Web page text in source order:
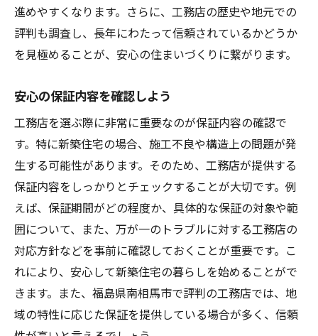
進めやすくなります。さらに、工務店の歴史や地元での
評判も調査し、長年にわたって信頼されているかどうか
を見極めることが、安心の住まいづくりに繋がります。
安心の保証内容を確認しよう
工務店を選ぶ際に非常に重要なのが保証内容の確認で
す。特に新築住宅の場合、施工不良や構造上の問題が発
生する可能性があります。そのため、工務店が提供する
保証内容をしっかりとチェックすることが大切です。例
えば、保証期間がどの程度か、具体的な保証の対象や範
囲について、また、万が一のトラブルに対する工務店の
対応方針などを事前に確認しておくことが重要です。こ
れにより、安心して新築住宅の暮らしを始めることがで
きます。また、福島県南相馬市で評判の工務店では、地
域の特性に応じた保証を提供している場合が多く、信頼